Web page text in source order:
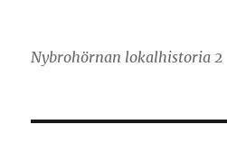
Nybrohörnan lokalhistoria 2